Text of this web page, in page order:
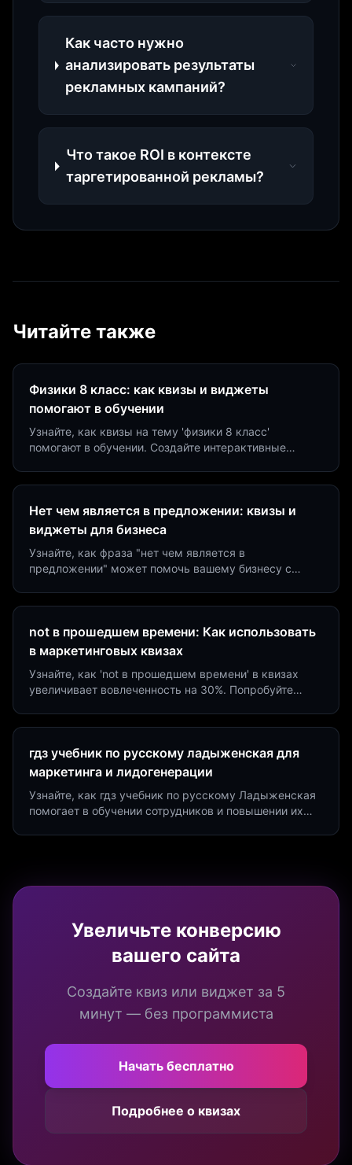
Как часто нужно
анализировать результаты
рекламных кампаний?
Что такое ROI в контексте
таргетированной рекламы?
Читайте также
Физики 8 класс: как квизы и виджеты
помогают в обучении
Узнайте, как квизы на тему 'физики 8 класс'
помогают в обучении. Создайте интерактивные
Нет чем является в предложении: квизы и
виджеты для бизнеса
Узнайте, как фраза "нет чем является в
предложении" может помочь вашему бизнесу с
not в прошедшем времени: Как использовать
в маркетинговых квизах
Узнайте, как 'not в прошедшем времени' в квизах
увеличивает вовлеченность на 30%. Попробуйте
гдз учебник по русскому ладыженская для
маркетинга и лидогенерации
Узнайте, как гдз учебник по русскому Ладыженская
помогает в обучении сотрудников и повышении их
Увеличьте конверсию
вашего сайта
Создайте квиз или виджет за 5
минут — без программиста
Начать бесплатно
Подробнее о квизах